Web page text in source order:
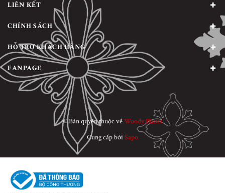
LIÊN KẾT
CHÍNH SÁCH
HỖ TRỢ KHÁCH HÀNG
FANPAGE
© Bản quyền thuộc vềWoody Planet
Cung cấp bởiSapo